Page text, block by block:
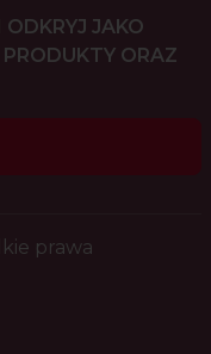
JAKO
ORAZ
prawa